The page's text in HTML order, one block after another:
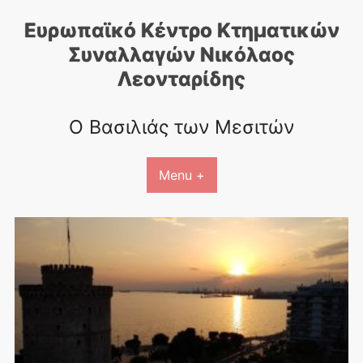
Ευρωπαϊκό Κέντρο Κτηματικών
Συναλλαγών Nικόλαος
Λεονταρίδης
Ο Βασιλιάς των Μεσιτών
Menu +